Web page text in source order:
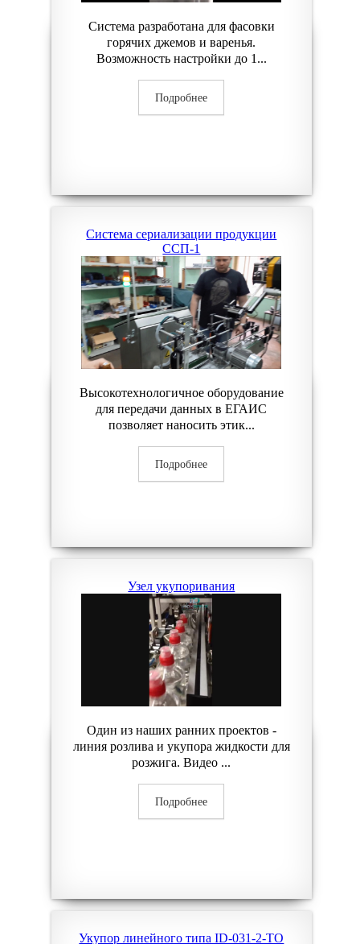
Система разработана для фасовки
горячих джемов и варенья.
Возможность настройки до 1...
Подробнее
Система сериализации продукции
ССП-1
Высокотехнологичное оборудование
для передачи данных в ЕГАИС
позволяет наносить этик...
Подробнее
Узел укупоривания
Один из наших ранних проектов -
линия розлива и укупора жидкости для
розжига. Видео ...
Подробнее
Укупор линейного типа ID-031-2-TO